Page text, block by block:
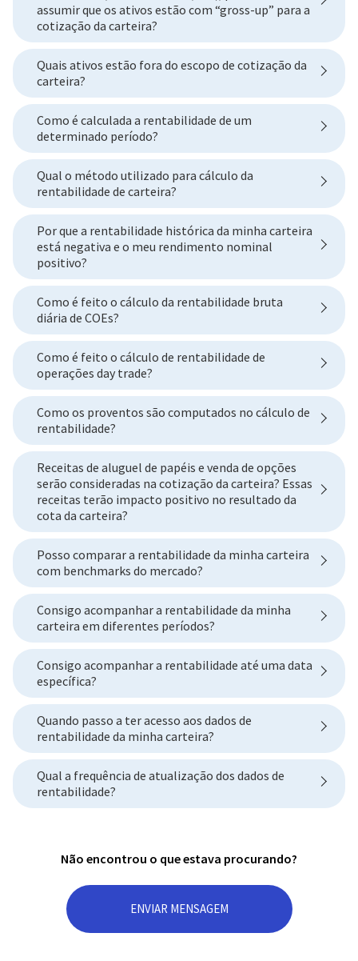
assumir que os ativos estão com “gross-up” para a
cotização da carteira?
Quais ativos estão fora do escopo de cotização da
carteira?
Como é calculada a rentabilidade de um
determinado período?
Qual o método utilizado para cálculo da
rentabilidade de carteira?
Por que a rentabilidade histórica da minha carteira
está negativa e o meu rendimento nominal
positivo?
Como é feito o cálculo da rentabilidade bruta
diária de COEs?
Como é feito o cálculo de rentabilidade de
operações day trade?
Como os proventos são computados no cálculo de
rentabilidade?
Receitas de aluguel de papéis e venda de opções
serão consideradas na cotização da carteira? Essas
receitas terão impacto positivo no resultado da
cota da carteira?
Posso comparar a rentabilidade da minha carteira
com benchmarks do mercado?
Consigo acompanhar a rentabilidade da minha
carteira em diferentes períodos?
Consigo acompanhar a rentabilidade até uma data
específica?
Quando passo a ter acesso aos dados de
rentabilidade da minha carteira?
Qual a frequência de atualização dos dados de
rentabilidade?
Não encontrou o que estava procurando?
ENVIAR MENSAGEM